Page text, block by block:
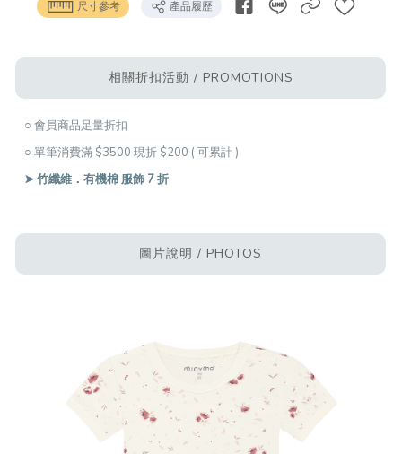
尺寸參考 產品履歷
相關折扣活動 / PROMOTIONS
○ 會員商品足量折扣
○ 單筆消費滿 $3500 現折 $200 ( 可累計 )
➤ 竹纖維．有機棉 服飾 7 折
圖片說明 / PHOTOS